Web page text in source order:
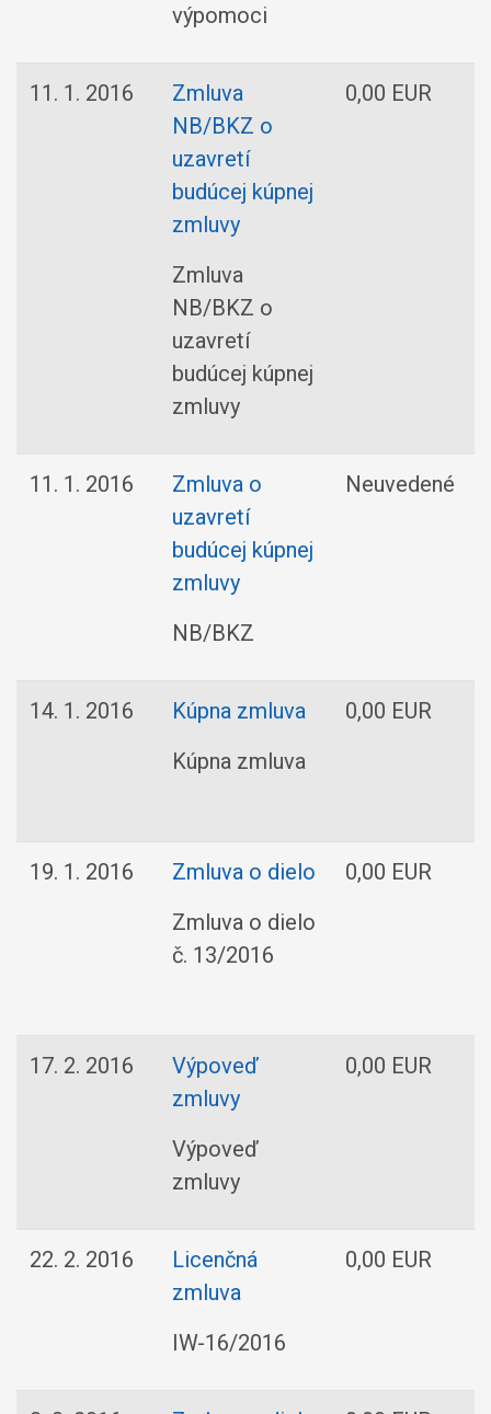
výpomoci
11. 1. 2016
Zmluva
NB/BKZ o
uzavretí
budúcej kúpnej
zmluvy
Zmluva
NB/BKZ o
uzavretí
budúcej kúpnej
zmluvy
0,00 EUR
11. 1. 2016
Zmluva o
uzavretí
budúcej kúpnej
zmluvy
NB/BKZ
Neuvedené
14. 1. 2016
Kúpna zmluva
Kúpna zmluva
0,00 EUR
19. 1. 2016
Zmluva o dielo
Zmluva o dielo
č. 13/2016
0,00 EUR
17. 2. 2016
Výpoveď
zmluvy
Výpoveď
zmluvy
0,00 EUR
22. 2. 2016
Licenčná
zmluva
IW-16/2016
0,00 EUR